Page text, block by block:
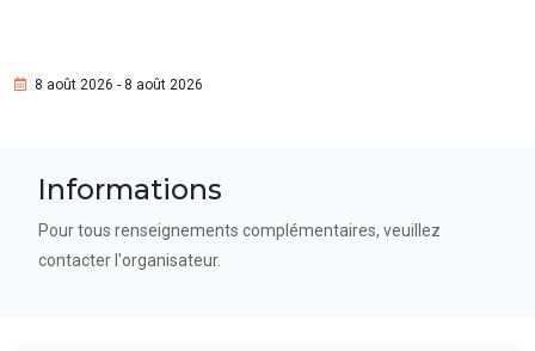
8 août 2026 - 8 août 2026
Informations
Pour tous renseignements complémentaires, veuillez
contacter l'organisateur.